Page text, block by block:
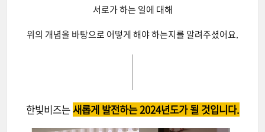
서로가 하는 일에 대해
위의 개념을 바탕으로 어떻게 해야 하는지를 알려주셨어요.
한빛비즈는새롭게 발전하는 2024년도가 될 것입니다.